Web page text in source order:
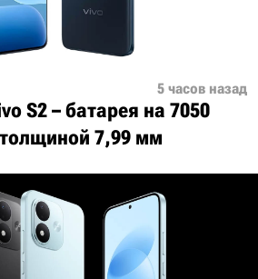
5 часов назад
S2 – батарея на 7050
7,99 мм